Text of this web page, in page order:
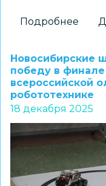
Подробнее
2026»
в
18
мая
Новосибирские
победу в
всероссийской
робототехнике
18 декабря 2025